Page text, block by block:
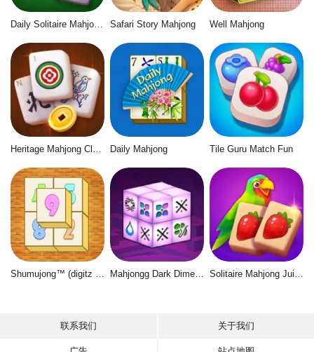
Safari Story Mahjong Well Mahjong
Daily Mahjong Tile Guru Match Fun
Shumujong™ (digitz mahjong) Mahjongg Dark Dimensions Solitaire Mahjong Juicy
联系我们 关于我们